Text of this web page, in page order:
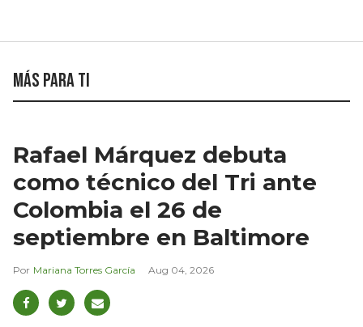
Más para ti
Rafael Márquez debuta
como técnico del Tri ante
Colombia el 26 de
septiembre en Baltimore
Mariana Torres García Aug 04, 2026